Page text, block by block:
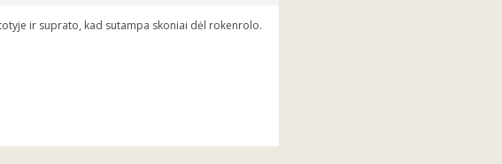
ir suprato, kad sutampa skoniai dėl rokenrolo.